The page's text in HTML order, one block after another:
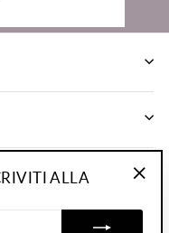
ALLA
(esc)"